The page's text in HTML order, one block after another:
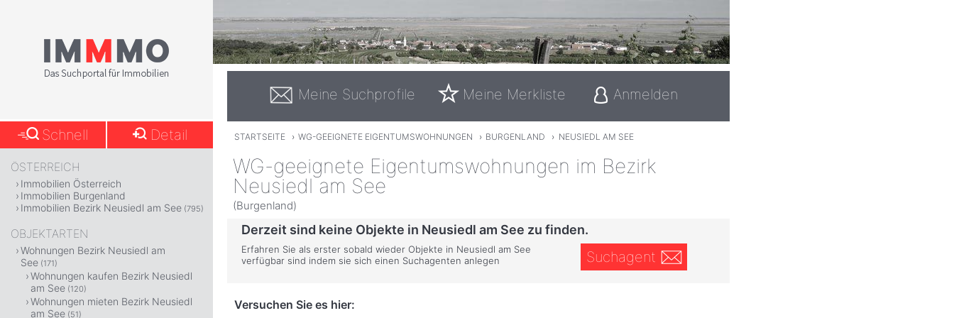
Meine Suchprofile Meine Merkliste Anmelden
STARTSEITE › WG-GEEIGNETE EIGENTUMSWOHNUNGEN › BURGENLAND › NEUSIEDL AM SEE
WG-geeignete Eigentumswohnungen im Bezirk
Neusiedl am See
(Burgenland)
Derzeit sind keine Objekte in Neusiedl am See zu finden.
Erfahren Sie als erster sobald wieder Objekte in Neusiedl am See
verfügbar sind indem sie sich einen Suchagenten anlegen
Suchagent
Versuchen Sie es hier:
Schnell Detail
ÖSTERREICH
Immobilien Österreich
Immobilien Burgenland
Immobilien Bezirk Neusiedl am See (795)
OBJEKTARTEN
Wohnungen Bezirk Neusiedl am
See (171)
Wohnungen kaufen Bezirk Neusiedl
am See (120)
Wohnungen mieten Bezirk Neusiedl
am See (51)